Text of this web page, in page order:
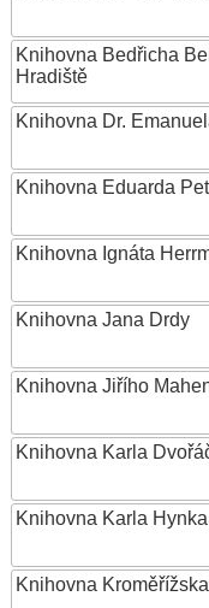
Knihovna Bedřicha
Hradiště
Knihovna Dr.
Knihovna Eduarda
Knihovna Ignáta
Knihovna Jana Drdy
Knihovna Jiřího
Knihovna Karla
Knihovna Karla
Knihovna Kroměřížska